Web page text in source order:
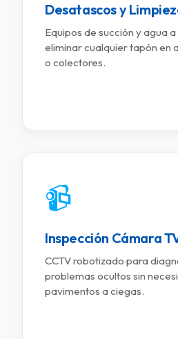
Desatascos y
Equipos de succión y agua
eliminar cualquier tapón en
o colectores.
📹
Inspección Cámara
CCTV robotizado para
problemas ocultos sin
pavimentos a ciegas.